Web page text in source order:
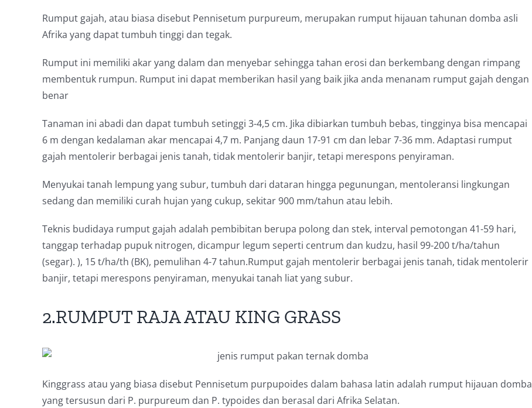
Rumput gajah, atau biasa disebut Pennisetum purpureum, merupakan rumput hijauan tahunan domba asli
Afrika yang dapat tumbuh tinggi dan tegak.
Rumput ini memiliki akar yang dalam dan menyebar sehingga tahan erosi dan berkembang dengan rimpang
membentuk rumpun. Rumput ini dapat memberikan hasil yang baik jika anda menanam rumput gajah dengan
benar
Tanaman ini abadi dan dapat tumbuh setinggi 3-4,5 cm. Jika dibiarkan tumbuh bebas, tingginya bisa mencapai
6 m dengan kedalaman akar mencapai 4,7 m. Panjang daun 17-91 cm dan lebar 7-36 mm. Adaptasi rumput
gajah mentolerir berbagai jenis tanah, tidak mentolerir banjir, tetapi merespons penyiraman.
Menyukai tanah lempung yang subur, tumbuh dari dataran hingga pegunungan, mentoleransi lingkungan
sedang dan memiliki curah hujan yang cukup, sekitar 900 mm/tahun atau lebih.
Teknis budidaya rumput gajah adalah pembibitan berupa polong dan stek, interval pemotongan 41-59 hari,
tanggap terhadap pupuk nitrogen, dicampur legum seperti centrum dan kudzu, hasil 99-200 t/ha/tahun
(segar). ), 15 t/ha/th (BK), pemulihan 4-7 tahun.Rumput gajah mentolerir berbagai jenis tanah, tidak mentolerir
banjir, tetapi merespons penyiraman, menyukai tanah liat yang subur.
2.RUMPUT RAJA ATAU KING GRASS
Kinggrass atau yang biasa disebut Pennisetum purpupoides dalam bahasa latin adalah rumput hijauan domba
yang tersusun dari P. purpureum dan P. typoides dan berasal dari Afrika Selatan.